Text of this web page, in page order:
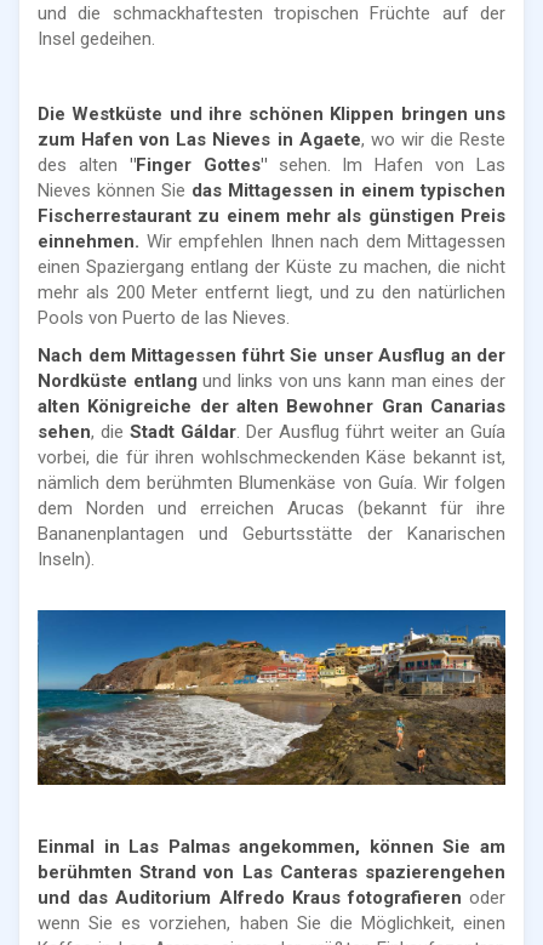
und die schmackhaftesten tropischen Früchte auf der
Insel gedeihen.
Die Westküste und ihre schönen Klippen bringen uns
zum Hafen von Las Nieves in Agaete, wo wir die Reste
des alten "Finger Gottes" sehen. Im Hafen von Las
Nieves können Sie das Mittagessen in einem typischen
Fischerrestaurant zu einem mehr als günstigen Preis
einnehmen. Wir empfehlen Ihnen nach dem Mittagessen
einen Spaziergang entlang der Küste zu machen, die nicht
mehr als 200 Meter entfernt liegt, und zu den natürlichen
Pools von Puerto de las Nieves.
Nach dem Mittagessen führt Sie unser Ausflug an der
Nordküste entlang und links von uns kann man eines der
alten Königreiche der alten Bewohner Gran Canarias
sehen, die Stadt Gáldar . Der Ausflug führt weiter an Guía
vorbei, die für ihren wohlschmeckenden Käse bekannt ist,
nämlich dem berühmten Blumenkäse von Guía. Wir folgen
dem Norden und erreichen Arucas (bekannt für ihre
Bananenplantagen und Geburtsstätte der Kanarischen
Inseln).
Einmal in Las Palmas angekommen, können Sie am
berühmten Strand von Las Canteras spazierengehen
und das Auditorium Alfredo Kraus fotografieren oder
wenn Sie es vorziehen, haben Sie die Möglichkeit, einen